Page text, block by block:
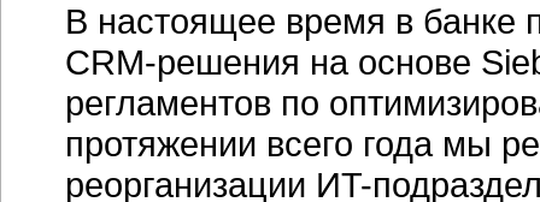
В настоящее время в банке
CRM-решения на основе
регламентов по
протяжении всего года мы
реорганизации ИT-